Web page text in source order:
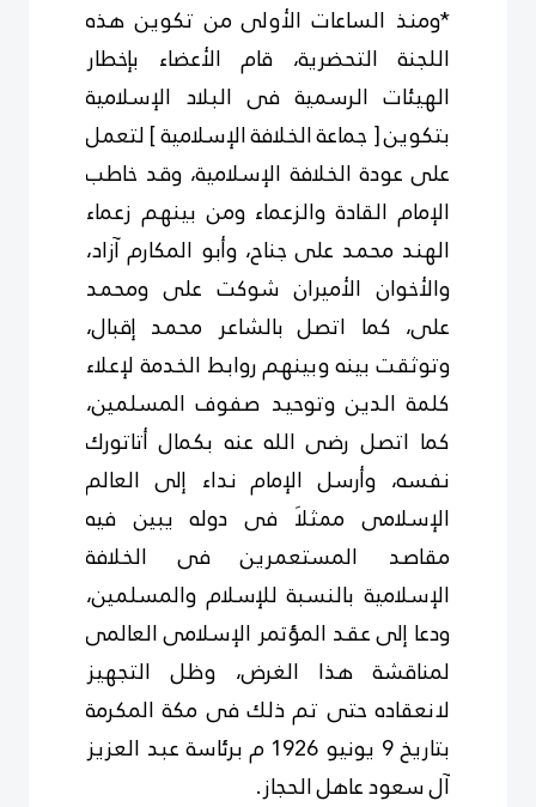
*ومنذ الساعات الأولى من تكوين هذه
اللجنة التحضرية، قام الأعضاء بإخطار
الهيئات الرسمية فى البلاد الإسلامية
بتكوين [ جماعة الخلافة الإسلامية ] لتعمل
على عودة الخلافة الإسلامية، وقد خاطب
الإمام القادة والزعماء ومن بينهم زعماء
الهند محمد على جناح، وأبو المكارم آزاد،
والأخوان الأميران شوكت على ومحمد
على، كما اتصل بالشاعر محمد إقبال،
وتوثقت بينه وبينهم روابط الخدمة لإعلاء
كلمة الدين وتوحيد صفوف المسلمين،
كما اتصل رضى الله عنه بكمال أتاتورك
نفسه، وأرسل الإمام نداء إلى العالم
الإسلامى ممثلاَ فى دوله يبين فيه
مقاصد المستعمرين فى الخلافة
الإسلامية بالنسبة للإسلام والمسلمين،
ودعا إلى عقد المؤتمر الإسلامى العالمى
لمناقشة هذا الغرض، وظل التجهيز
لانعقاده حتى تم ذلك فى مكة المكرمة
بتاريخ 9 يونيو 1926 م برئاسة عبد العزيز
آل سعود عاهل الحجاز.